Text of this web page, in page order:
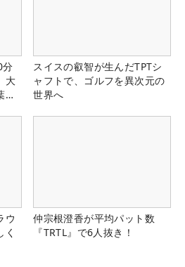
分
大
スイスの叡智が生んだTPTシ
ャフトで、ゴルフを異次元の
世界へ
ウ
く
仲宗根澄香が平均パット数
『TRTL』で6人抜き！